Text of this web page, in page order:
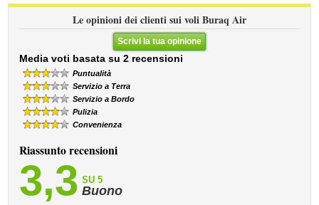
Le opinioni dei clienti sui voli Buraq Air
Scrivi la tua opinione
Media voti basata su 2 recensioni
Puntualità
Servizio a Terra
Servizio a Bordo
Pulizia
Convenienza
Riassunto recensioni
3,3 SU 5
Buono